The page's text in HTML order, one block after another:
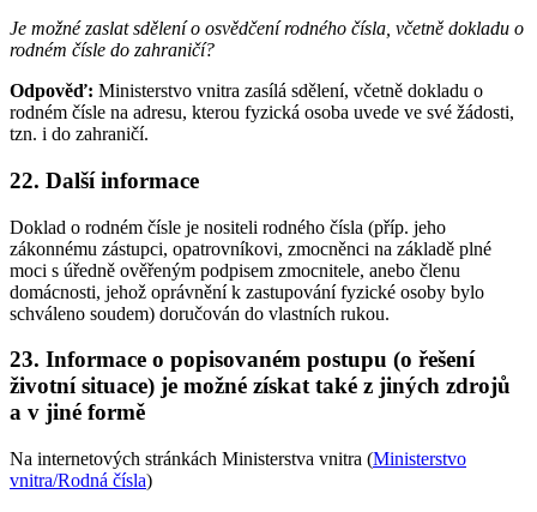
Je možné zaslat sdělení o osvědčení rodného čísla, včetně dokladu o
rodném čísle do zahraničí?
Odpověď: Ministerstvo vnitra zasílá sdělení, včetně dokladu o
rodném čísle na adresu, kterou fyzická osoba uvede ve své žádosti,
tzn. i do zahraničí.
22. Další informace
Doklad o rodném čísle je nositeli rodného čísla (příp. jeho
zákonnému zástupci, opatrovníkovi, zmocněnci na základě plné
moci s úředně ověřeným podpisem zmocnitele, anebo členu
domácnosti, jehož oprávnění k zastupování fyzické osoby bylo
schváleno soudem) doručován do vlastních rukou.
23. Informace o popisovaném postupu (o řešení
životní situace) je možné získat také z jiných zdrojů
a v jiné formě
Na internetových stránkách Ministerstva vnitra (Ministerstvo
vnitra/Rodná čísla)